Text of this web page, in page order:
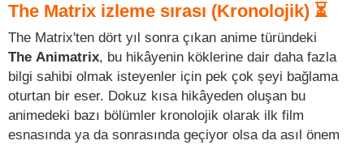
The Matrix izleme sırası (Kronolojik) ⏳
The Matrix'ten dört yıl sonra çıkan anime türündeki
The Animatrix, bu hikâyenin köklerine dair daha fazla
bilgi sahibi olmak isteyenler için pek çok şeyi bağlama
oturtan bir eser. Dokuz kısa hikâyeden oluşan bu
animedeki bazı bölümler kronolojik olarak ilk film
esnasında ya da sonrasında geçiyor olsa da asıl önem